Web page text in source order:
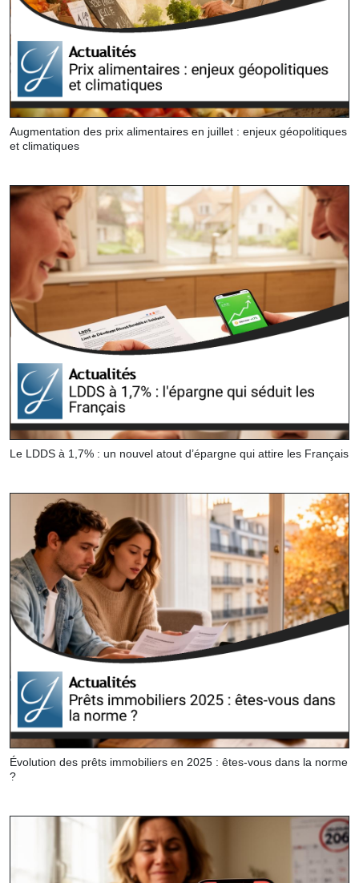
Augmentation des prix alimentaires en juillet : enjeux géopolitiques
et climatiques
Le LDDS à 1,7% : un nouvel atout d’épargne qui attire les Français
Évolution des prêts immobiliers en 2025 : êtes-vous dans la norme
?